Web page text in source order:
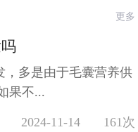
更多
，多是由于毛囊营养供
果不...
2024-11-14 161次